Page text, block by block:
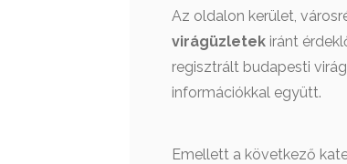
Az oldalon kerület,
virágüzletek iránt
regisztrált budapesti
információkkal együtt.
Emellett a következő